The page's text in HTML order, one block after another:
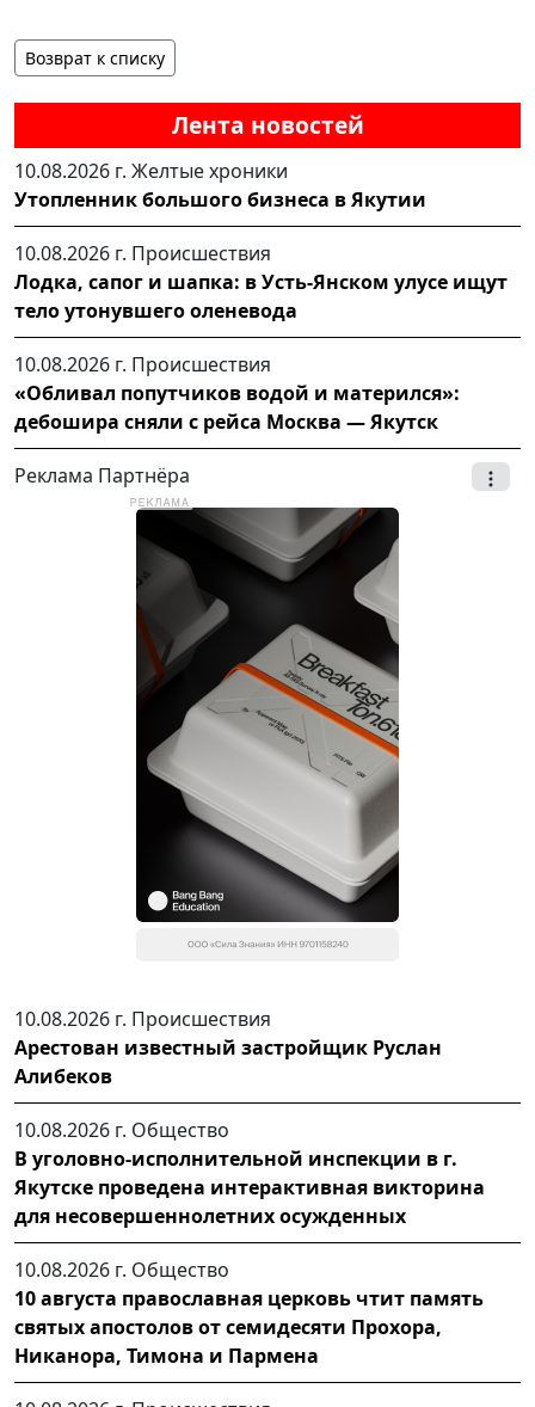
Лента новостей
10.08.2026 г. Желтые хроники
Утопленник большого бизнеса в Якутии
10.08.2026 г. Происшествия
Лодка, сапог и шапка: в Усть-Янском улусе ищут
тело утонувшего оленевода
10.08.2026 г. Происшествия
«Обливал попутчиков водой и матерился»:
дебошира сняли с рейса Москва — Якутск
Реклама Партнёра
10.08.2026 г. Происшествия
Арестован известный застройщик Руслан
Алибеков
10.08.2026 г. Общество
В уголовно-исполнительной инспекции в г.
Якутске проведена интерактивная викторина
для несовершеннолетних осужденных
10.08.2026 г. Общество
10 августа православная церковь чтит память
святых апостолов от семидесяти Прохора,
Никанора, Тимона и Пармена
Возврат к списку